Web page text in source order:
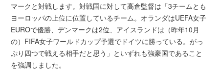
マークと対戦します。対戦国に対して高倉監督は「3チームとも
ヨーロッパの上位に位置しているチーム。オランダはUEFA女子
EUROで優勝、デンマークは2位、アイスランドは（昨年10月
の）FIFA女子ワールドカップ予選でドイツに勝っている。がっ
ぷり四つで戦える相手だと思う」といずれも強豪国であること
を強調しました。